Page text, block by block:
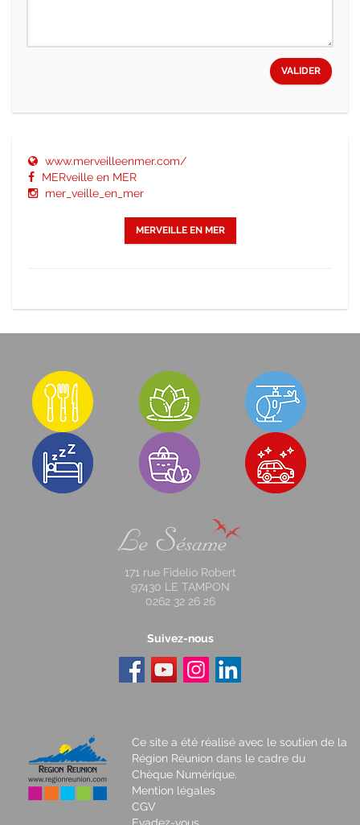
VALIDER
www.merveilleenmer.com/
MERveille en MER
mer_veille_en_mer
MERVEILLE EN MER
171 rue Fidelio Robert
97430 LE TAMPON
0262 32 26 26
Suivez-nous
Ce site a été réalisé avec le soutien de la
Région Réunion dans le cadre du
Chèque Numérique.
Mention légales
CGV